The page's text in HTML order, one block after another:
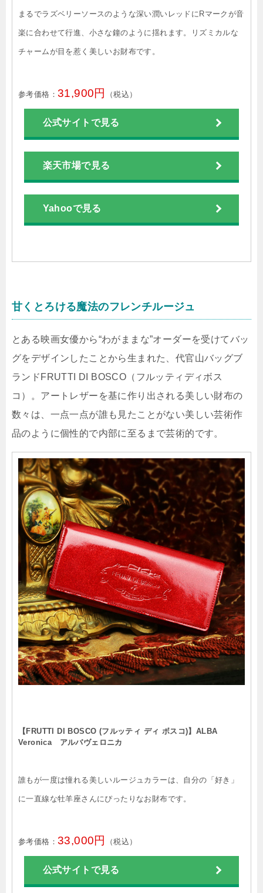
まるでラズベリーソースのような深い潤いレッドにRマークが音
楽に合わせて行進、小さな鐘のように揺れます。リズミカルな
チャームが目を惹く美しいお財布です。
参考価格： 31,900円 （税込）
公式サイトで見る
楽天市場で見る
Yahooで見る
甘くとろける魔法のフレンチルージュ
とある映画女優から“わがままな”オーダーを受けてバッ
グをデザインしたことから生まれた、代官山バッグブ
ランドFRUTTI DI BOSCO（フルッティディボス
コ）。アートレザーを基に作り出される美しい財布の
数々は、一点一点が誰も見たことがない美しい芸術作
品のように個性的で内部に至るまで芸術的です。
【FRUTTI DI BOSCO (フルッティ ディ ボスコ)】ALBA
Veronica アルバヴェロニカ
誰もが一度は憧れる美しいルージュカラーは、自分の「好き」
に一直線な牡羊座さんにぴったりなお財布です。
参考価格： 33,000円 （税込）
公式サイトで見る